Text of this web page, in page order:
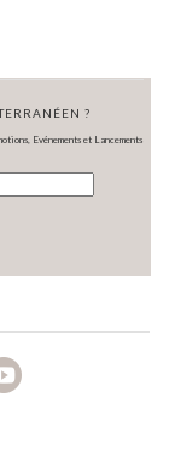
?
Evénements et Lancements